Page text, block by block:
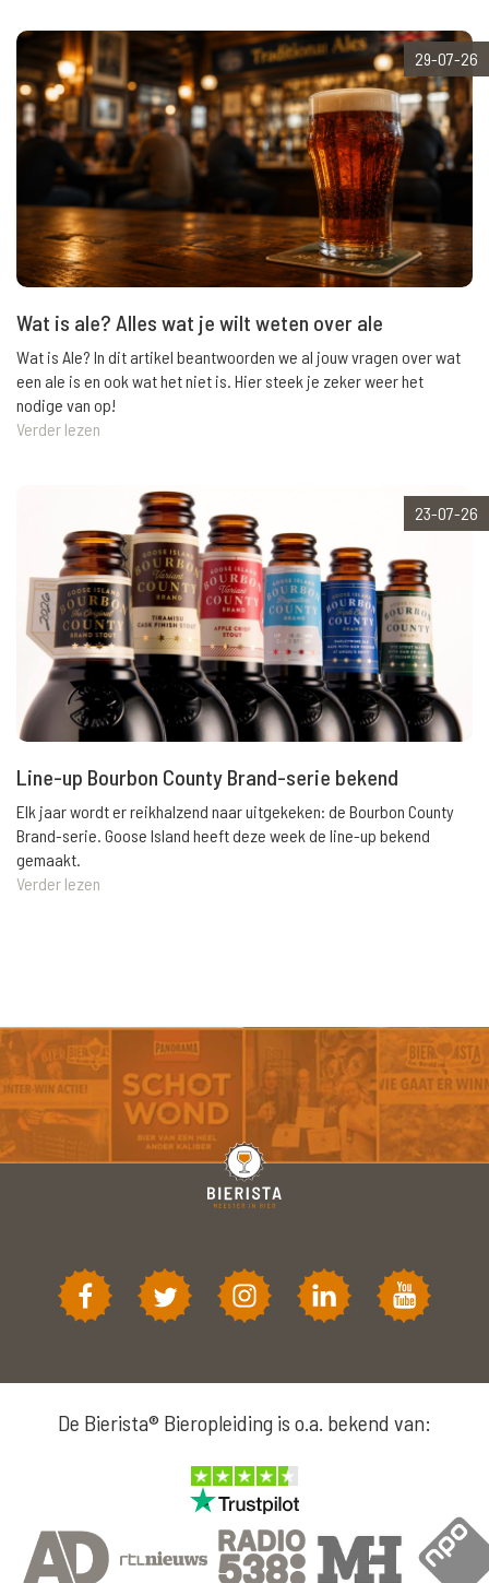
29-07-26
Wat is ale? Alles wat je wilt weten over ale
Wat is Ale? In dit artikel beantwoorden we al jouw vragen over wat
een ale is en ook wat het niet is. Hier steek je zeker weer het
nodige van op!
Verder lezen
23-07-26
Line-up Bourbon County Brand-serie bekend
Elk jaar wordt er reikhalzend naar uitgekeken: de Bourbon County
Brand-serie. Goose Island heeft deze week de line-up bekend
gemaakt.
Verder lezen
De Bierista® Bieropleiding is o.a. bekend van: